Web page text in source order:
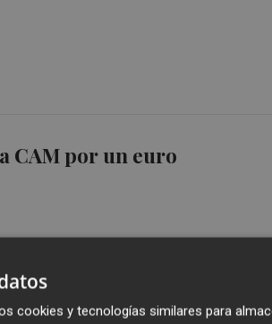
CAM por un euro
cookies y tecnologías similares para